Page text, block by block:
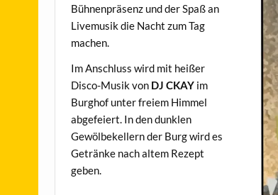
Bühnenpräsenz und der Spaß an
Livemusik die Nacht zum Tag
machen.
Im Anschluss wird mit heißer
Disco-Musik von DJ CKAY im
Burghof unter freiem Himmel
abgefeiert. In den dunklen
Gewölbekellern der Burg wird es
Getränke nach altem Rezept
geben.